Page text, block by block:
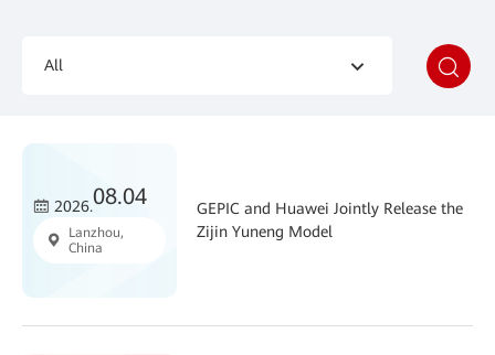
All
2026.08.04
Lanzhou,
China
GEPIC and Huawei Jointly Release the
Zijin Yuneng Model